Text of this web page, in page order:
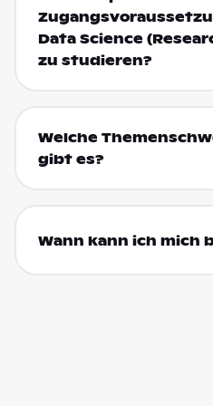
Data Science
zu studieren?
Welche
gibt es?
Wann kann ich mich